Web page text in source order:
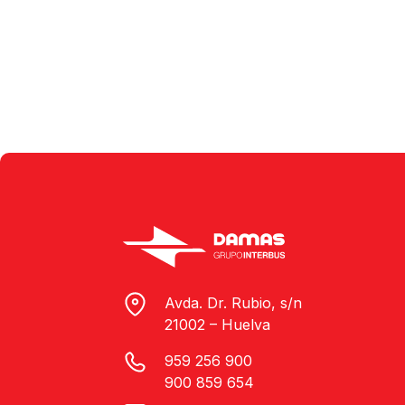
Avda. Dr. Rubio, s/n
21002 – Huelva
959 256 900
900 859 654